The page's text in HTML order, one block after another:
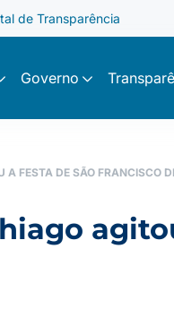
de Transparência
Governo
A FESTA DE SÃO FRANCISCO